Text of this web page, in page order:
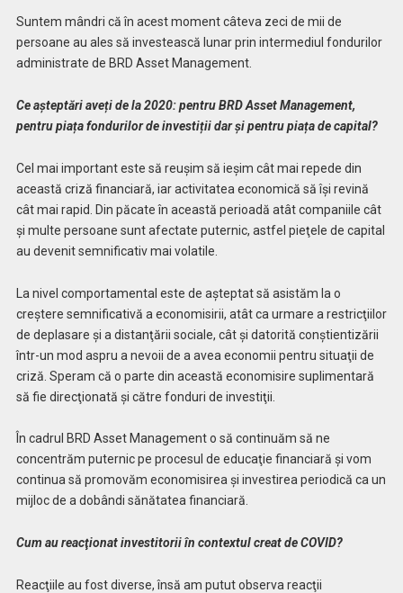
Suntem mândri că în acest moment câteva zeci de mii de
persoane au ales să investească lunar prin intermediul fondurilor
administrate de BRD Asset Management.
Ce așteptări aveți de la 2020: pentru BRD Asset Management,
pentru piața fondurilor de investiții dar și pentru piața de capital?
Cel mai important este să reuşim să ieşim cât mai repede din
această criză financiară, iar activitatea economică să îşi revină
cât mai rapid. Din păcate în această perioadă atât companiile cât
şi multe persoane sunt afectate puternic, astfel pieţele de capital
au devenit semnificativ mai volatile.
La nivel comportamental este de aşteptat să asistăm la o
creştere semnificativă a economisirii, atât ca urmare a restricţiilor
de deplasare şi a distanţării sociale, cât şi datorită conştientizării
într-un mod aspru a nevoii de a avea economii pentru situaţii de
criză. Speram că o parte din această economisire suplimentară
să fie direcţionată şi către fonduri de investiţii.
În cadrul BRD Asset Management o să continuăm să ne
concentrăm puternic pe procesul de educaţie financiară şi vom
continua să promovăm economisirea şi investirea periodică ca un
mijloc de a dobândi sănătatea financiară.
Cum au reacţionat investitorii în contextul creat de COVID?
Reacţiile au fost diverse, însă am putut observa reacţii